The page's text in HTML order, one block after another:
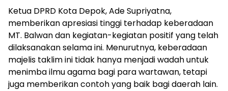
Ketua DPRD Kota Depok, Ade Supriyatna,
memberikan apresiasi tinggi terhadap keberadaan
MT. Balwan dan kegiatan-kegiatan positif yang telah
dilaksanakan selama ini. Menurutnya, keberadaan
majelis taklim ini tidak hanya menjadi wadah untuk
menimba ilmu agama bagi para wartawan, tetapi
juga memberikan contoh yang baik bagi daerah lain.